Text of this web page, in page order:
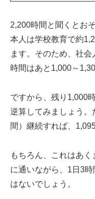
2,200時間と聞くとお
本人は学校教育で約
ます。そのため、社
時間はあと1,000～
ですから、残り1,000
逆算してみましょう
間）継続すれば、
もちろん、これはあ
に通いながら、1日3
はないでしょう。